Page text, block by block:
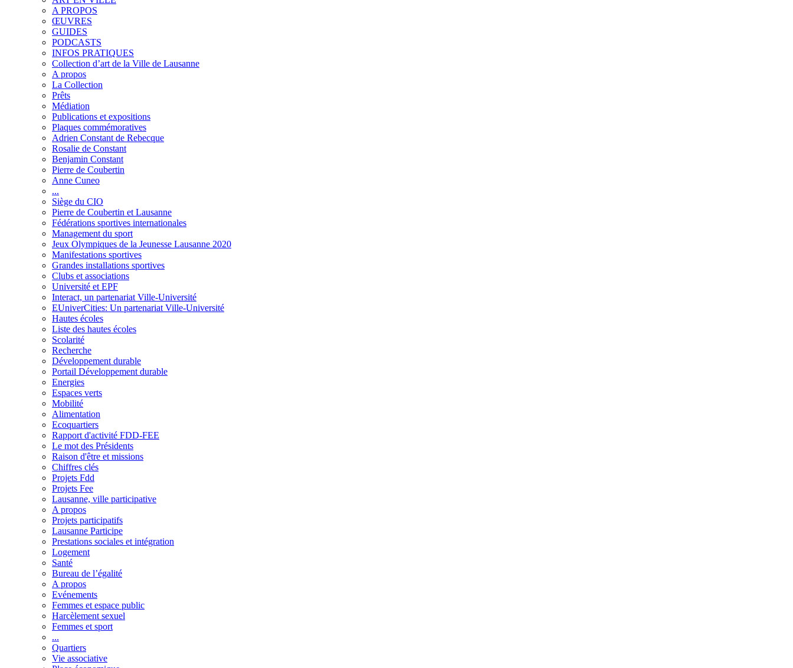
A PROPOS
ŒUVRES
GUIDES
PODCASTS
INFOS PRATIQUES
Collection d’art de la Ville de Lausanne
A propos
La Collection
Prêts
Médiation
Publications et expositions
Plaques commémoratives
Adrien Constant de Rebecque
Rosalie de Constant
Benjamin Constant
Pierre de Coubertin
Anne Cuneo
...
Siège du CIO
Pierre de Coubertin et Lausanne
Fédérations sportives internationales
Management du sport
Jeux Olympiques de la Jeunesse Lausanne 2020
Manifestations sportives
Grandes installations sportives
Clubs et associations
Université et EPF
Interact, un partenariat Ville-Université
EUniverCities: Un partenariat Ville-Université
Hautes écoles
Liste des hautes écoles
Scolarité
Recherche
Développement durable
Portail Développement durable
Energies
Espaces verts
Mobilité
Alimentation
Ecoquartiers
Rapport d'activité FDD-FEE
Le mot des Présidents
Raison d'être et missions
Chiffres clés
Projets Fdd
Projets Fee
Lausanne, ville participative
A propos
Projets participatifs
Lausanne Participe
Prestations sociales et intégration
Logement
Santé
Bureau de l’égalité
A propos
Evénements
Femmes et espace public
Harcèlement sexuel
Femmes et sport
...
Quartiers
Vie associative